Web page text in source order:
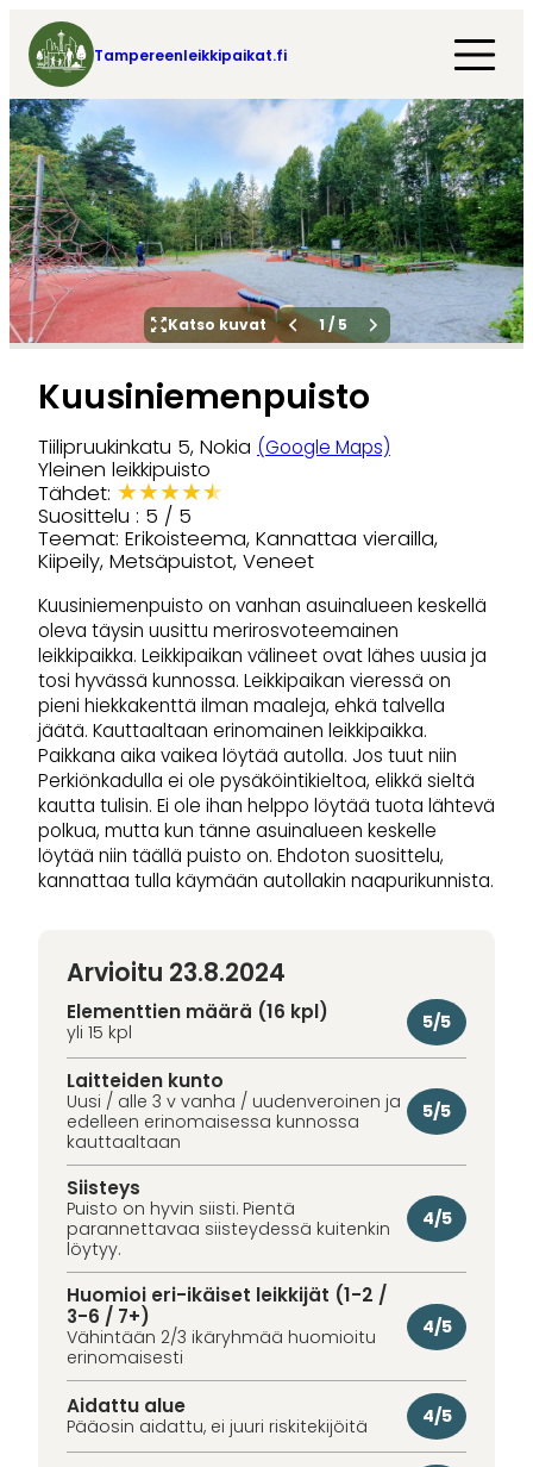
Tampereenleikkipaikat.fi
Katso kuvat 1/ 5
Kuusiniemenpuisto
Tiilipruukinkatu 5, Nokia (Google Maps)
Yleinen leikkipuisto
Tähdet: ★★★★★
Suosittelu : 5 / 5
Teemat: Erikoisteema, Kannattaa vierailla,
Kiipeily, Metsäpuistot, Veneet
Kuusiniemenpuisto on vanhan asuinalueen keskellä
oleva täysin uusittu merirosvoteemainen
leikkipaikka. Leikkipaikan välineet ovat lähes uusia ja
tosi hyvässä kunnossa. Leikkipaikan vieressä on
pieni hiekkakenttä ilman maaleja, ehkä talvella
jäätä. Kauttaaltaan erinomainen leikkipaikka.
Paikkana aika vaikea löytää autolla. Jos tuut niin
Perkiönkadulla ei ole pysäköintikieltoa, elikkä sieltä
kautta tulisin. Ei ole ihan helppo löytää tuota lähtevä
polkua, mutta kun tänne asuinalueen keskelle
löytää niin täällä puisto on. Ehdoton suosittelu,
kannattaa tulla käymään autollakin naapurikunnista.
Arvioitu 23.8.2024
Elementtien määrä (16 kpl)
yli 15 kpl 5/5
Laitteiden kunto
Uusi / alle 3 v vanha / uudenveroinen ja
edelleen erinomaisessa kunnossa
kauttaaltaan
5/5
Siisteys
Puisto on hyvin siisti. Pientä
parannettavaa siisteydessä kuitenkin
löytyy.
4/5
Huomioi eri-ikäiset leikkijät (1-2 /
3-6 / 7+)
Vähintään 2/3 ikäryhmää huomioitu
erinomaisesti
4/5
Aidattu alue
Pääosin aidattu, ei juuri riskitekijöitä 4/5